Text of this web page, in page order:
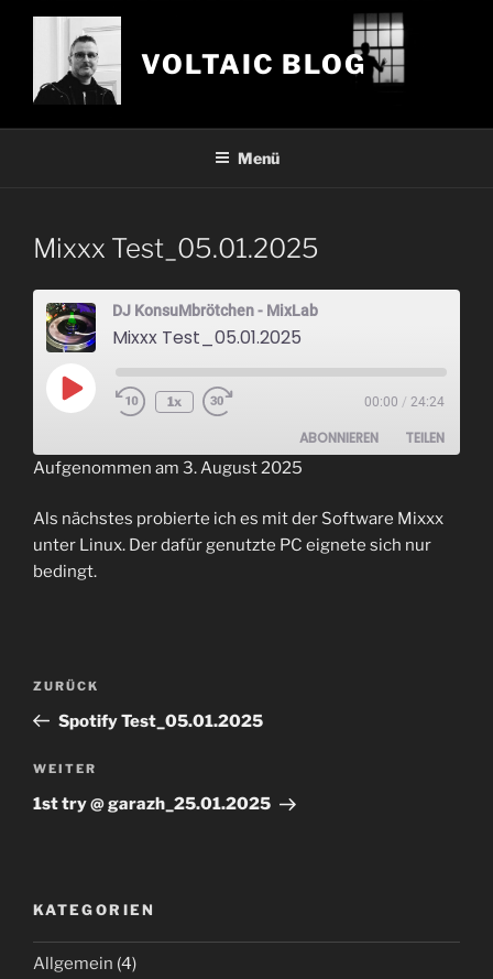
Zum
VOLTAIC BLOG
Menü
Mixxx Test_05.01.2025
DJ KonsuMbrötchen - MixLab
Mixxx Test_05.01.2025
Play
Episode
1x 00:00 / 24:24
ABONNIEREN TEILEN
RSS FEED
LINK
Aufgenommen am 3. August 2025
Als nächstes probierte ich es mit der Software Mixxx
unter Linux. Der dafür genutzte PC eignete sich nur
bedingt.
Beitrags-
Vorheriger
Beitrag
ZURÜCK
Spotify Test_05.01.2025
Nächster
Beitrag
WEITER
1st try @ garazh_25.01.2025
KATEGORIEN
Allgemein (4)